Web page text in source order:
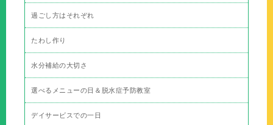
過ごし方はそれぞれ
たわし作り
水分補給の大切さ
選べるメニューの日＆脱水症予防教室
デイサービスでの一日